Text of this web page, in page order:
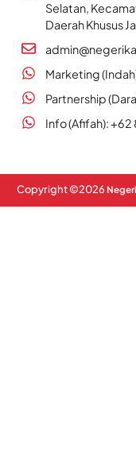
Selatan,
Daerah Khusus
Marketing
Partnership
Info (Afifah): +62
Copyright ©2026